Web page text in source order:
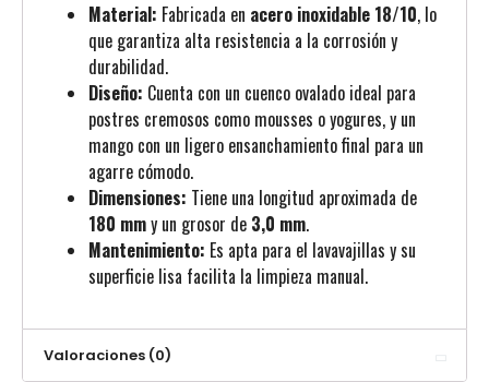
Material: Fabricada en acero inoxidable 18/10, lo
que garantiza alta resistencia a la corrosión y
durabilidad.
Diseño: Cuenta con un cuenco ovalado ideal para
postres cremosos como mousses o yogures, y un
mango con un ligero ensanchamiento final para un
agarre cómodo.
Dimensiones: Tiene una longitud aproximada de
180 mmy un grosor de 3,0 mm.
Mantenimiento: Es apta para el lavavajillas y su
superficie lisa facilita la limpieza manual.
Valoraciones (0)